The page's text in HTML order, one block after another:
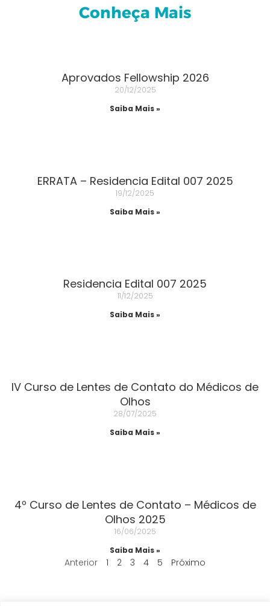
Conheça Mais
Aprovados Fellowship 2026
20/12/2025
Saiba Mais »
ERRATA – Residencia Edital 007 2025
19/12/2025
Saiba Mais »
Residencia Edital 007 2025
11/12/2025
Saiba Mais »
IV Curso de Lentes de Contato do Médicos de
Olhos
28/07/2025
Saiba Mais »
4º Curso de Lentes de Contato – Médicos de
Olhos 2025
16/06/2025
Saiba Mais »
Anterior 1 2 3 4 5 Próximo